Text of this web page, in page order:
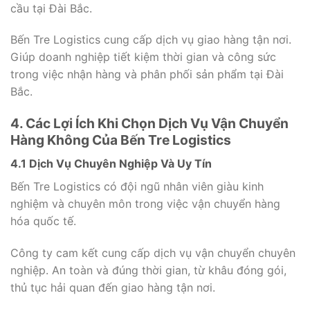
cầu tại Đài Bắc.
Bến Tre Logistics cung cấp dịch vụ giao hàng tận nơi.
Giúp doanh nghiệp tiết kiệm thời gian và công sức
trong việc nhận hàng và phân phối sản phẩm tại Đài
Bắc.
4. Các Lợi Ích Khi Chọn Dịch Vụ Vận Chuyển
Hàng Không Của Bến Tre Logistics
4.1 Dịch Vụ Chuyên Nghiệp Và Uy Tín
Bến Tre Logistics có đội ngũ nhân viên giàu kinh
nghiệm và chuyên môn trong việc vận chuyển hàng
hóa quốc tế.
Công ty cam kết cung cấp dịch vụ vận chuyển chuyên
nghiệp. An toàn và đúng thời gian, từ khâu đóng gói,
thủ tục hải quan đến giao hàng tận nơi.